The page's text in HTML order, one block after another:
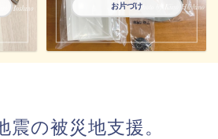
お片づけ
震の被災地支援。